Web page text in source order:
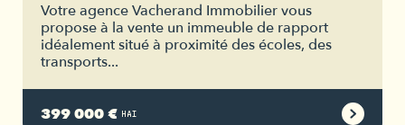
Votre agence Vacherand Immobilier vous
propose à la vente un immeuble de rapport
idéalement situé à proximité des écoles, des
transports...
399 000 € HAI